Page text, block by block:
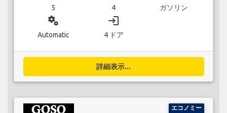
5 4 ガソリン
miscellaneous_services
Automatic
login
4 ドア
詳細表示...
エコノミー